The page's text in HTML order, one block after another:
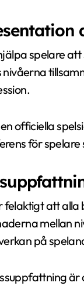
spelare
nivåerna
officiella
för
att alla
mellan
på